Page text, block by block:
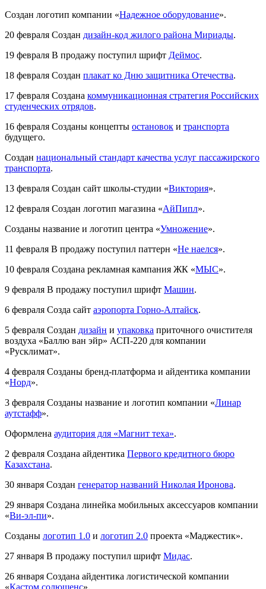
Создан логотип компании «Надежное оборудование».
20 февраля Создан дизайн-код жилого района Мириады.
19 февраля В продажу поступил шрифт Деймос.
18 февраля Создан плакат ко Дню защитника Отечества.
17 февраля Создана коммуни­кационная стратегия Российских
студенческих отрядов.
16 февраля Созданы концепты остановок и транспорта
будущего.
Создан национальный стандарт качества услуг пассажирского
транспорта.
13 февраля Создан сайт школы-студии «Виктория».
12 февраля Создан логотип магазина «АйПипл».
Созданы название и логотип центра «Умножение».
11 февраля В продажу поступил паттерн «Не наелся».
10 февраля Создана рекламная кампания ЖК «МЫС».
9 февраля В продажу поступил шрифт Машин.
6 февраля Созда сайт аэропорта Горно-Алтайск.
5 февраля Создан дизайн и упаковка приточного очистителя
воздуха «Баллю ван эйр» АСП-220 для компании
«Русклимат».
4 февраля Созданы бренд-платформа и айдентика компании
«Норд».
3 февраля Созданы название и логотип компании «Линар
аутстафф».
Оформлена аудитория для «Магнит теха».
2 февраля Создана айдентика Первого кредитного бюро
Казахстана.
30 января Создан генератор названий Николая Иронова.
29 января Создана линейка мобильных аксессуаров компании
«Ви-эл-пи».
Созданы логотип 1.0 и логотип 2.0 проекта «Маджестик».
27 января В продажу поступил шрифт Мидас.
26 января Создана айдентика логистической компании
«Кастом солюшенс».